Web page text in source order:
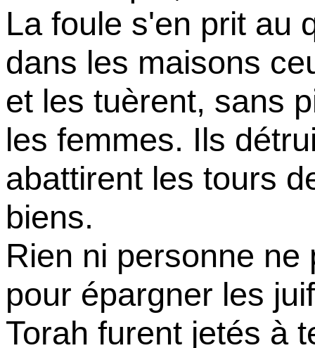
La foule s'en prit au
dans les maisons
et les tuèrent, sans
les femmes. Ils
abattirent les tours
biens.
Rien ni personne
pour épargner les
Torah furent jetés à